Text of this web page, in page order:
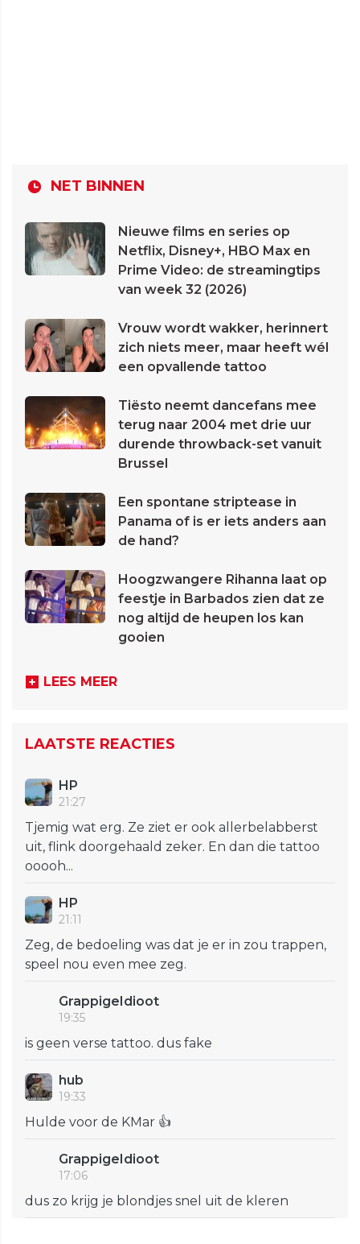
NET BINNEN
Nieuwe films en series op
Netflix, Disney+, HBO Max en
Prime Video: de streamingtips
van week 32 (2026)
Vrouw wordt wakker, herinnert
zich niets meer, maar heeft wél
een opvallende tattoo
Tiësto neemt dancefans mee
terug naar 2004 met drie uur
durende throwback-set vanuit
Brussel
Een spontane striptease in
Panama of is er iets anders aan
de hand?
Hoogzwangere Rihanna laat op
feestje in Barbados zien dat ze
nog altijd de heupen los kan
gooien
LEES MEER
LAATSTE REACTIES
HP
21:27
Tjemig wat erg. Ze ziet er ook allerbelabberst
uit, flink doorgehaald zeker. En dan die tattoo
ooooh...
HP
21:11
Zeg, de bedoeling was dat je er in zou trappen,
speel nou even mee zeg.
GrappigeIdioot
19:35
is geen verse tattoo. dus fake
hub
19:33
Hulde voor de KMar 👍
GrappigeIdioot
17:06
dus zo krijg je blondjes snel uit de kleren